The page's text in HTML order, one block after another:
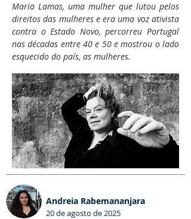
Maria Lamas, uma mulher que lutou pelos
direitos das mulheres e era uma voz ativista
contra o Estado Novo, percorreu Portugal
nas décadas entre 40 e 50 e mostrou o lado
esquecido do país, as mulheres.
Andreia Rabemananjara
20 de agosto de 2025